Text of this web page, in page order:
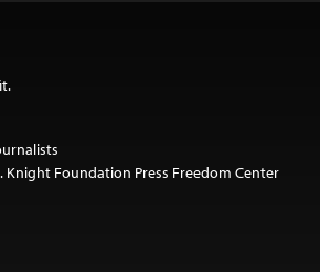
Knight Foundation Press Freedom Center